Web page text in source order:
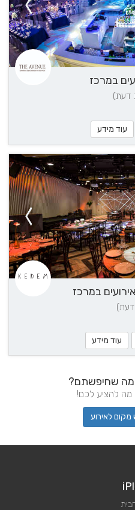
עוד מידע
במרכז
עוד מידע
שחיפשתם?
מה להציע לכם!
מקום לאירוע